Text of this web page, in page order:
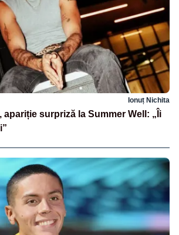
Ionuț Nichita
apariție surpriză la Summer Well: „Îi